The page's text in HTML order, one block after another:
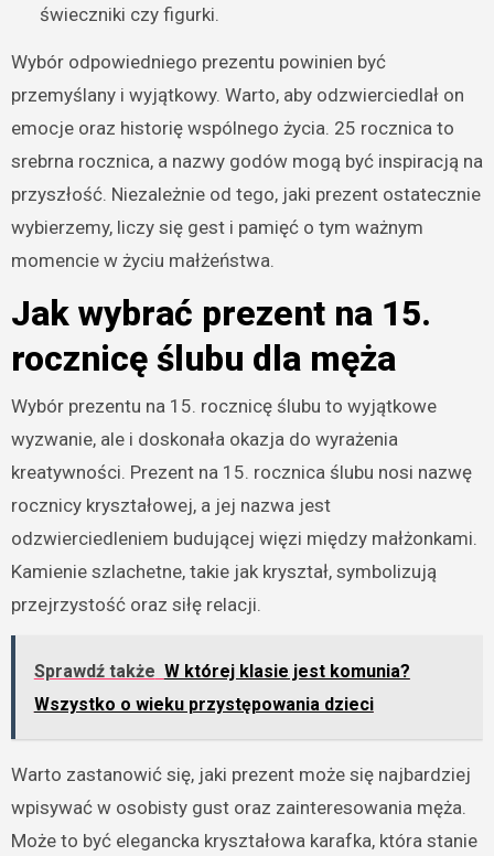
świeczniki czy figurki.
Wybór odpowiedniego prezentu powinien być
przemyślany i wyjątkowy. Warto, aby odzwierciedlał on
emocje oraz historię wspólnego życia. 25 rocznica to
srebrna rocznica, a nazwy godów mogą być inspiracją na
przyszłość. Niezależnie od tego, jaki prezent ostatecznie
wybierzemy, liczy się gest i pamięć o tym ważnym
momencie w życiu małżeństwa.
Jak wybrać prezent na 15.
rocznicę ślubu dla męża
Wybór prezentu na 15. rocznicę ślubu to wyjątkowe
wyzwanie, ale i doskonała okazja do wyrażenia
kreatywności. Prezent na 15. rocznica ślubu nosi nazwę
rocznicy kryształowej, a jej nazwa jest
odzwierciedleniem budującej więzi między małżonkami.
Kamienie szlachetne, takie jak kryształ, symbolizują
przejrzystość oraz siłę relacji.
Sprawdź także W której klasie jest komunia?
Wszystko o wieku przystępowania dzieci
Warto zastanowić się, jaki prezent może się najbardziej
wpisywać w osobisty gust oraz zainteresowania męża.
Może to być elegancka kryształowa karafka, która stanie